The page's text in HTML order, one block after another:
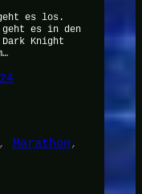
es los.
es in den
Dark Knight
, Marathon